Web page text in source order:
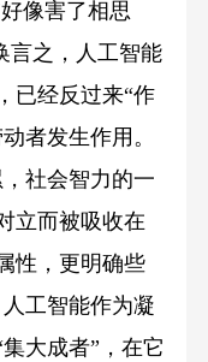
像害了相思
言之，人工智能
已经反过来“作
者发生作用。
社会智力的一
立而被吸收在
性，更明确些
工智能作为凝
大成者”，在它